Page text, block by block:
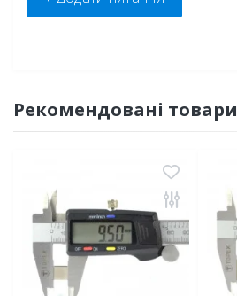
Рекомендовані товари